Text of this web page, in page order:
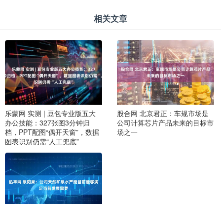
相关文章
乐蒙网 实测 | 豆包专业版五大
办公技能：327张图3分钟归
档，PPT配图“偶开天窗”，数据
图表识别仍需“人工兜底”
股合网 北京君正：车规市场是
公司计算芯片产品未来的目标市
场之一